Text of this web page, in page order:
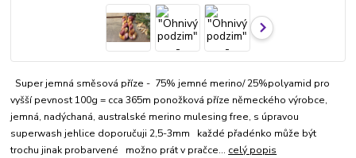
Super jemná směsová příze - 75% jemné merino/ 25%polyamid pro
vyšší pevnost 100g = cca 365m ponožková příze německého výrobce,
jemná, nadýchaná, australské merino mulesing free, s úpravou
superwash jehlice doporučuji 2,5-3mm každé přadénko může být
trochu jinak probarvené možno prát v pračce... celý popis